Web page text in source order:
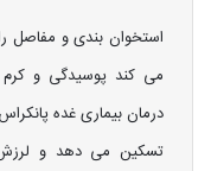
استخوان بندی و مفاصل
می کند پوسیدگی و
درمان بیماری غده
تسکین می دهد و